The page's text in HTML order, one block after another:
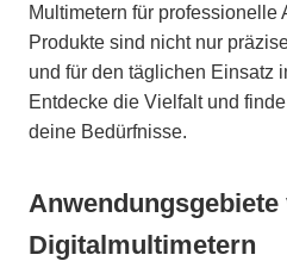
Multimetern für professionelle
Produkte sind nicht nur
und für den täglichen Einsatz
Entdecke die Vielfalt und
deine Bedürfnisse.
Anwendungsgebiete
Digitalmultimetern